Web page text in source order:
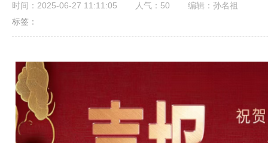
时间：2025-06-27 11:11:05 人气： 50
编辑：孙名祖
标签：